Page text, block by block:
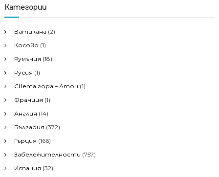
с
е
е
з
а
е
Категории
Ватикана (2)
Косово (1)
Румъния (18)
Русия (1)
Света гора – Атон (1)
Франция (1)
Англия (14)
България (372)
Гърция (166)
Забележителности (757)
Испания (32)